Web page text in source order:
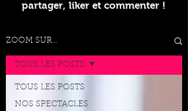
partager, liker et commenter !
ZOOM SUR...
TOUS LES POSTS
NOS SPECTACLES
TOUS LES POSTS